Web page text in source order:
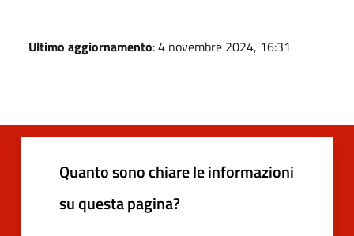
Ultimo aggiornamento: 4 novembre 2024, 16:31
Quanto sono chiare le informazioni
su questa pagina?